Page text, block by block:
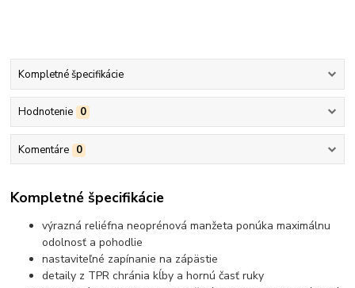
Kompletné špecifikácie
Hodnotenie 0
Komentáre 0
Kompletné špecifikácie
výrazná reliéfna neoprénová manžeta ponúka maximálnu
odolnosť a pohodlie
nastaviteľné zapínanie na zápästie
detaily z TPR chránia kĺby a hornú časť ruky